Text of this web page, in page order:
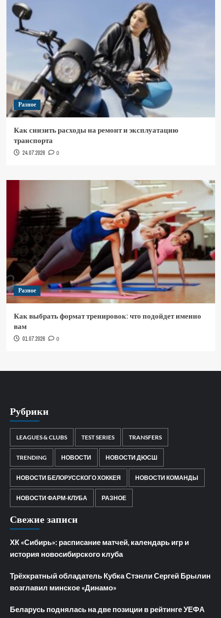
Разное
Как снизить расходы на ремонт и эксплуатацию
транспорта
24.07.2026 0
Разное
Как выбрать формат тренировок: что подойдет именно
вам
01.07.2026 0
Рубрики
LEAGUES & CLUBS TEST SERIES TRANSFERS
TRENDING НОВОСТИ НОВОСТИ ДЮСШ
НОВОСТИ БЕЛОРУССКОГО ХОККЕЯ НОВОСТИ КОМАНДЫ
НОВОСТИ ФАРМ-КЛУБА РАЗНОЕ
Свежие записи
ХК «Сибирь»: расписание матчей, календарь игр и
история новосибирского клуба
Трёхкратный обладатель Кубка Стэнли Сергей Брылин
возглавил минское «Динамо»
Беларусь поднялась на две позиции в рейтинге УЕФА